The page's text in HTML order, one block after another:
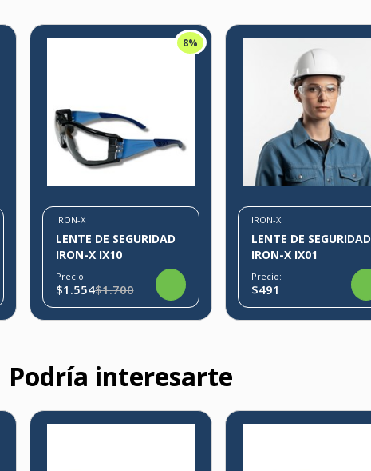
8%
IRON-X
LENTE DE SEGURIDAD
IRON-X IX10
Precio:
$1.554$1.700
IRON-X
LENTE DE SEGURIDAD
IRON-X IX01
Precio:
$491
Podría interesarte